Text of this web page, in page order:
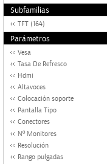
Subfamilias
TFT (164)
Parámetros
Vesa
Tasa De Refresco
Hdmi
Altavoces
Colocación soporte
Pantalla Tipo
Conectores
Nº Monitores
Resolución
Rango pulgadas